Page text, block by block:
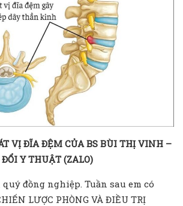
VỊ ĐĨA ĐỆM CỦA BS BÙI THỊ VINH –
Y THUẬT (ZALO)
đồng nghiệp. Tuần sau em có
LƯỢC PHÒNG VÀ ĐIỀU TRỊ